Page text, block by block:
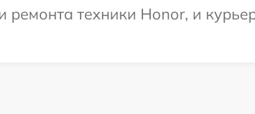
техники Honor, и